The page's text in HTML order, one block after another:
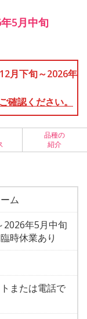
5月中旬
月下旬～2026年
確認ください。
品種の
紹介
ム
2026年5月中旬
時休業あり
または電話で